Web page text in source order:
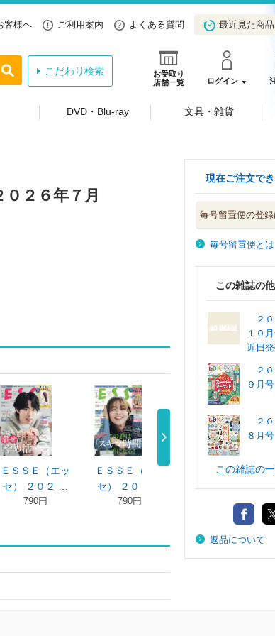
客様へ ご利用案内 よくある質問 最近見た商品
お受取り
店舗一覧
ログイン
こだわり検索
DVD・Blu-ray 文具・雑貨
２６年７月
（エッ
０２ …
ＥＳＳＥ（エッ
セ） ２０２ …
ＥＳＳＥ（エッ
セ） ２０２ …
ＥＳ
セ）
現在ご注文で
毎号留置便の登録
毎号留置便とは
この雑誌の
２０
１０
近日
２０
９月号
２０
８月号
この雑誌の
返品について